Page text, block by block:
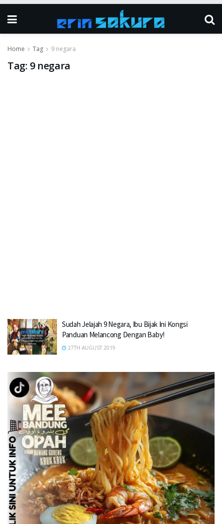
Home Tag 9 negara
Tag: 9 negara
Sudah Jelajah 9 Negara, Ibu Bijak Ini Kongsi
Panduan Melancong Dengan Baby!
27TH AUGUST 2019